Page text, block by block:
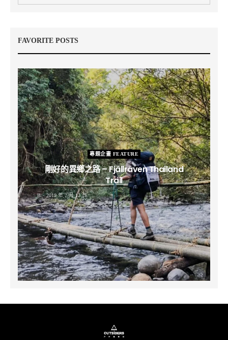
FAVORITE POSTS
專題企畫 FEATURE
剛好的異鄉之路 – Fjällräven Thailand
Trail
B 2019 年 2 月 12 日